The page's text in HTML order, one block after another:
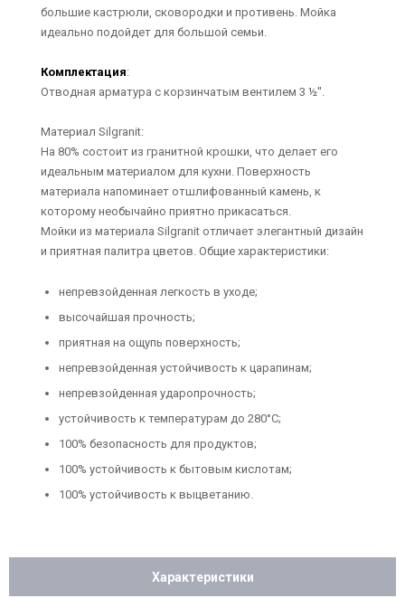
большие кастрюли, сковородки и противень. Мойка
идеально подойдет для большой семьи.
Комплектация:
Отводная арматура с корзинчатым вентилем 3 ½''.
Материал Silgranit:
На 80% состоит из гранитной крошки, что делает его
идеальным материалом для кухни. Поверхность
материала напоминает отшлифованный камень, к
которому необычайно приятно прикасаться.
Мойки из материала Silgranit отличает элегантный дизайн
и приятная палитра цветов. Общие характеристики:
непревзойденная легкость в уходе;
высочайшая прочность;
приятная на ощупь поверхность;
непревзойденная устойчивость к царапинам;
непревзойденная ударопрочность;
устойчивость к температурам до 280°C;
100% безопасность для продуктов;
100% устойчивость к бытовым кислотам;
100% устойчивость к выцветанию.
Характеристики